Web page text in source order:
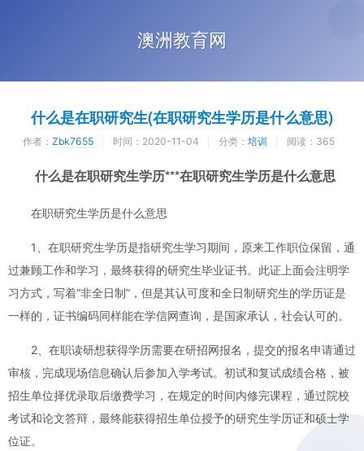
澳洲教育网
什么是在职研究生(在职研究生学历是什么意思)
作者： Zbk7655 时间： 2020-11-04 分类： 培训 阅读：365
什么是在职研究生学历***在职研究生学历是什么意思
在职研究生学历是什么意思
1、在职研究生学历是指研究生学习期间，原来工作职位保留，通
过兼顾工作和学习，最终获得的研究生毕业证书。此证上面会注明学
习方式，写着“非全日制”，但是其认可度和全日制研究生的学历证是
一样的，证书编码同样能在学信网查询，是国家承认，社会认可的。
2、在职读研想获得学历需要在研招网报名，提交的报名申请通过
审核，完成现场信息确认后参加入学考试。初试和复试成绩合格，被
招生单位择优录取后缴费学习，在规定的时间内修完课程，通过院校
考试和论文答辩，最终能获得招生单位授予的研究生学历证和硕士学
位证。